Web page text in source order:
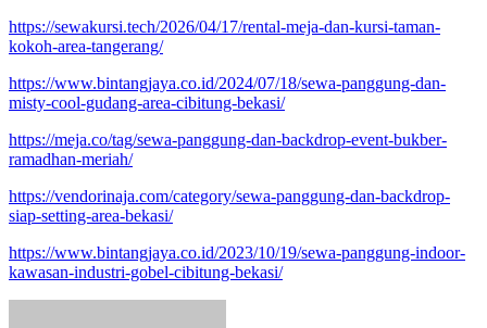
https://sewakursi.tech/2026/04/17/rental-meja-dan-kursi-taman-
kokoh-area-tangerang/
https://www.bintangjaya.co.id/2024/07/18/sewa-panggung-dan-
misty-cool-gudang-area-cibitung-bekasi/
https://meja.co/tag/sewa-panggung-dan-backdrop-event-bukber-
ramadhan-meriah/
https://vendorinaja.com/category/sewa-panggung-dan-backdrop-
siap-setting-area-bekasi/
https://www.bintangjaya.co.id/2023/10/19/sewa-panggung-indoor-
kawasan-industri-gobel-cibitung-bekasi/